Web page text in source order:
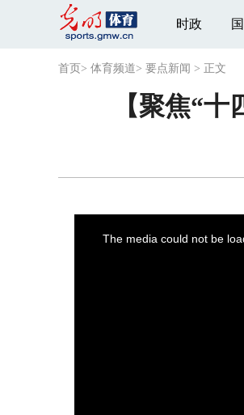
时政
首页 > 体育频道> 要点新闻 > 正文
【聚焦“
The media could not be